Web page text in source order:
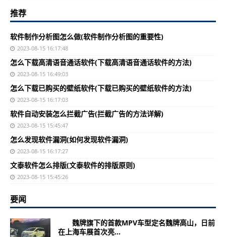
推荐
软件制作分析图怎么做(软件制作分析图的重要性)
2023-08-15 16:17:48
怎么下载高清语音通话软件(下载高清语音通话软件的方法)
2023-08-15 16:49:03
怎么下载已购买的壁纸软件(下载已购买的壁纸软件的方法)
2023-08-15 16:17:03
软件自动安装怎么拦截广告(拦截广告的方法详解)
2023-08-15 15:45:47
怎么发现软件漏洞(如何发现软件漏洞)
2023-08-15 16:17:27
文泰软件怎么排版(文泰软件的排版原则)
2023-08-15 15:45:26
要闻
魏牌旗下的首款MPV车型定名魏牌高山，日前
在上海车展首次亮...